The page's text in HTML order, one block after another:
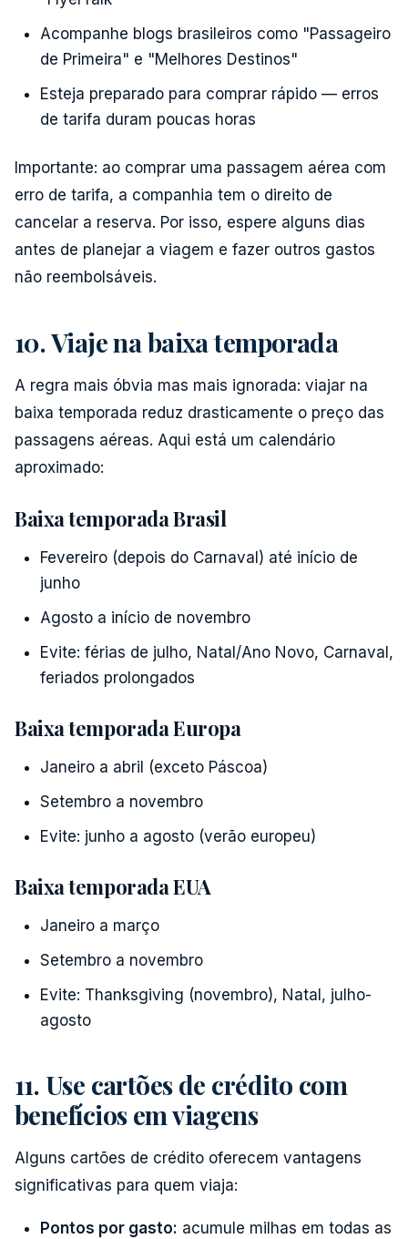
Acompanhe blogs brasileiros como "Passageiro
de Primeira" e "Melhores Destinos"
Esteja preparado para comprar rápido — erros
de tarifa duram poucas horas
Importante: ao comprar uma passagem aérea com
erro de tarifa, a companhia tem o direito de
cancelar a reserva. Por isso, espere alguns dias
antes de planejar a viagem e fazer outros gastos
não reembolsáveis.
10. Viaje na baixa temporada
A regra mais óbvia mas mais ignorada: viajar na
baixa temporada reduz drasticamente o preço das
passagens aéreas. Aqui está um calendário
aproximado:
Baixa temporada Brasil
Fevereiro (depois do Carnaval) até início de
junho
Agosto a início de novembro
Evite: férias de julho, Natal/Ano Novo, Carnaval,
feriados prolongados
Baixa temporada Europa
Janeiro a abril (exceto Páscoa)
Setembro a novembro
Evite: junho a agosto (verão europeu)
Baixa temporada EUA
Janeiro a março
Setembro a novembro
Evite: Thanksgiving (novembro), Natal, julho-
agosto
11. Use cartões de crédito com
benefícios em viagens
Alguns cartões de crédito oferecem vantagens
significativas para quem viaja:
Pontos por gasto: acumule milhas em todas as